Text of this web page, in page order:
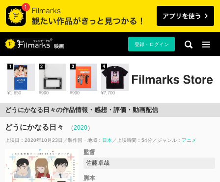
映画 登録・ログイン
¥1,650
1
¥990
2
¥990
3
¥7,700
4
どうにかなる日々の作品情報・感想・評価・動画配信
どうにかなる日々 （2020）
上映日：2020年10月23日 製作国・地域： 日本 上映時間：54分 ジャンル： アニメ
監督
佐藤卓哉
脚本